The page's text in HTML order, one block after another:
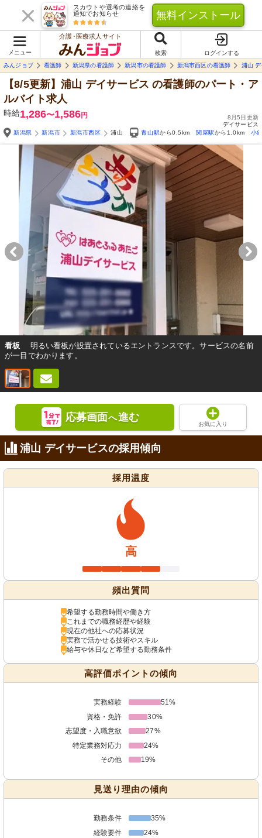
スカウトや選考の連絡を
通知でお知らせ
無料インストール
メニュー
介護･医療求人サイト
検索
ログインする
みんジョブ
看護師 新潟県の看護師 新潟市の看護師 新潟市西区の看護師 浦山
【8/5更新】浦山 デイサービス の看護師のパート・ア
ルバイト求人
時給1,286〜1,586円
8月5日更新
デイサービス
新潟県
新潟市 新潟市西区 浦山 青山駅から0.5km 関屋駅から1.0km 小
看板
明るい看板が設置されているエントランスです。サービスの名前
が一目でわかります。
応募画面へ進む
お気に入り
浦山 デイサービスの採用傾向
採用温度
高
頻出質問
希望する勤務時間や働き方
これまでの職務経歴や経験
現在の他社への応募状況
実務で活かせる技術やスキル
給与や休日など希望する勤務条件
高評価ポイントの傾向
実務経験
51%
資格・免許
30%
志望度・入職意欲
27%
特定業務対応力
24%
その他
19%
見送り理由の傾向
勤務条件
35%
経験要件
24%